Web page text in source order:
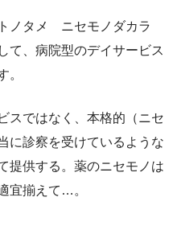
ノタメ ニセモノダカラ
て、病院型のデイサービス
。
スではなく、本格的（ニセ
に診察を受けているような
提供する。薬のニセモノは
宜揃えて…。